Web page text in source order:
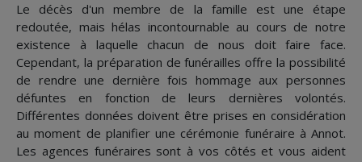
Le décès d'un membre de la famille est une étape
redoutée, mais hélas incontournable au cours de notre
existence à laquelle chacun de nous doit faire face.
Cependant, la préparation de funérailles offre la possibilité
de rendre une dernière fois hommage aux personnes
défuntes en fonction de leurs dernières volontés.
Différentes données doivent être prises en considération
au moment de planifier une cérémonie funéraire à Annot.
Les agences funéraires sont à vos côtés et vous aident